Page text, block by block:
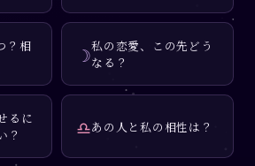
？相
☽私の恋愛、この先どう
なる？
るに
？
♎あの人と私の相性は？